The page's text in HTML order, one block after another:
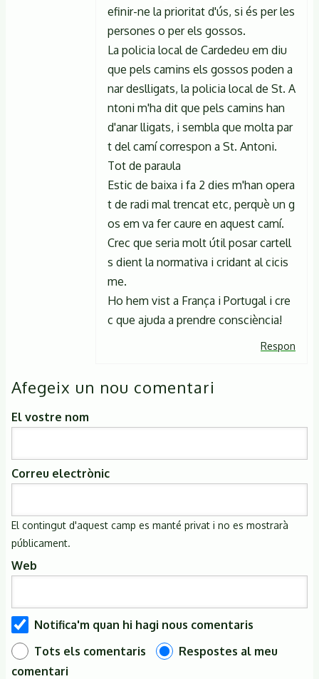
efinir-ne la prioritat d'ús, si és per les
persones o per els gossos.
La policia local de Cardedeu em diu
que pels camins els gossos poden a
nar deslligats, la policia local de St. A
ntoni m'ha dit que pels camins han
d'anar lligats, i sembla que molta par
t del camí correspon a St. Antoni.
Tot de paraula
Estic de baixa i fa 2 dies m'han opera
t de radi mal trencat etc, perquè un g
os em va fer caure en aquest camí.
Crec que seria molt útil posar cartell
s dient la normativa i cridant al cicis
me.
Ho hem vist a França i Portugal i cre
c que ajuda a prendre consciència!
Respon
Afegeix un nou comentari
El vostre nom
Correu electrònic
El contingut d'aquest camp es manté privat i no es mostrarà
públicament.
Web
Notifica'm quan hi hagi nous comentaris
Tots els comentaris
Respostes al meu
comentari